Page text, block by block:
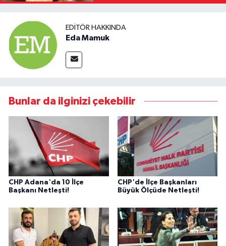
EDITÖR HAKKINDA
Eda Mamuk
Bunlar da ilginizi çekebilir
CHP Adana'da 10 İlçe
Başkanı Netleşti!
CHP'de İlçe Başkanları
Büyük Ölçüde Netleşti!